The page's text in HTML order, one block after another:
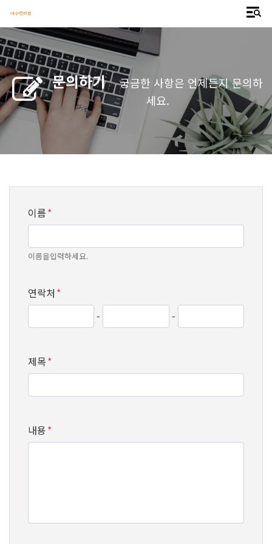
여수민미협
문의하기
궁금한 사항은 언제든지 문의하
세요.
이름*
이름을입력하세요.
연락처 *
-
-
제목*
내용*